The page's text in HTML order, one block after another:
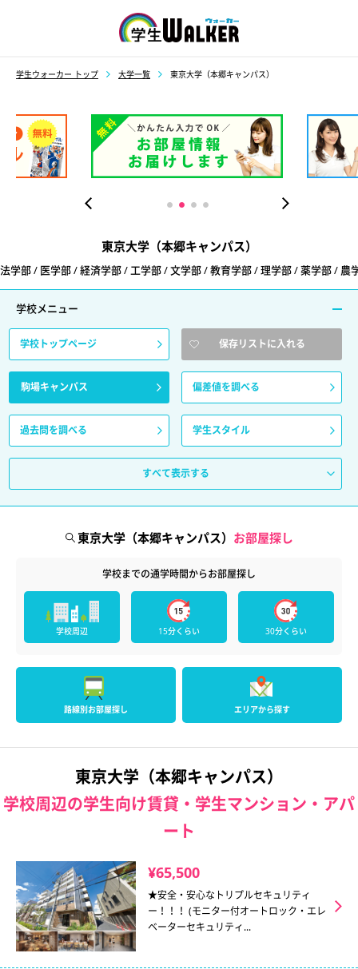
学生ウォーカー トップ 大学一覧 東京大学（本郷キャンパス）
東京大学（本郷キャンパス）
法学部 / 医学部 / 経済学部 / 工学部 / 文学部 / 教育学部 / 理学部 / 薬学部 / 農
学校メニュー
学校トップページ 保存リストに入れる
駒場キャンパス 偏差値を調べる
過去問を調べる 学生スタイル
すべて表示する
東京大学（本郷キャンパス） お部屋探し
学校までの通学時間からお部屋探し
学校周辺 15分くらい 30分くらい
路線別お部屋探し エリアから探す
東京大学（本郷キャンパス）
学校周辺の学生向け賃貸・学生マンション・アパ
ート
¥65,500
★安全・安心なトリプルセキュリティ
ー！！！ (モニター付オートロック・エレ
ベーターセキュリティ...